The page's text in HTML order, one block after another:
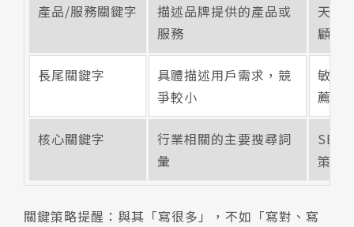
產品/服務關鍵字
描述品牌提供的產品或
服務
天然
顧問
長尾關鍵字
具體描述用戶需求，競
爭較小
敏感
薦
核心關鍵字
行業相關的主要搜尋詞
彙
SEO
策略
關鍵策略提醒：與其「寫很多」，不如「寫對、寫